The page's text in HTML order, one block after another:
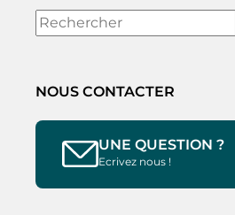
Rechercher
NOUS CONTACTER
UNE QUESTION ?
Ecrivez nous !